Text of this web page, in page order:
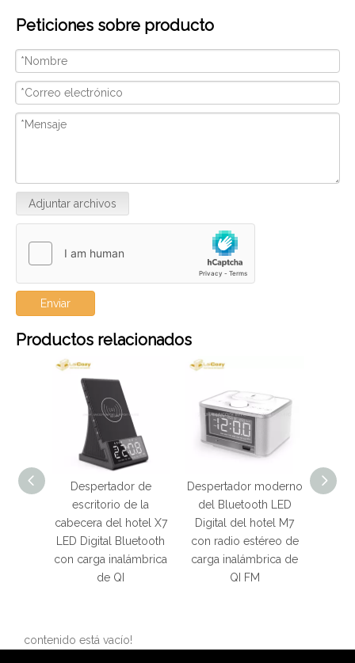
por la artesanía de calidad y el diseño innovador.
Peticiones sobre producto
Adjuntar archivos
Enviar
Productos relacionados
de
hotel X7
Despertador moderno
del Bluetooth LED
Digital del hotel M7
con radio estéreo de
carga inalámbrica de
QI FM
Nuevo Reloj
despertador digital
LED Bluetooth
moderno para Hotel
con carga inalámbrica
contenido está vacío!